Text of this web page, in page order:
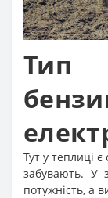
Тип
Тут у теплиці
забувають. У
потужність, а